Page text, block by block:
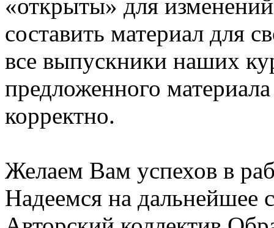
«открыты» для
составить материал для
все выпускники наших
предложенного
корректно.
Желаем Вам успехов в
Надеемся на дальнейшее